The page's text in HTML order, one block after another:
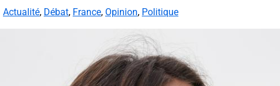
Actualité, Débat, France, Opinion, Politique